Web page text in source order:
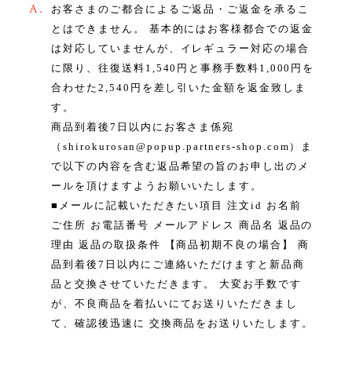
A.
お客さまのご都合によるご返品・ご返金を承るこ
とはできません。 基本的にはお客様都合での返金
は対応していませんが、イレギュラー対応の場合
に限り、往復送料1,540円と事務手数料1,000円を
合わせた2,540円を差し引いた金額を返金致しま
す。
商品到着後7日以内にお客さま係宛
（shirokurosan@popup.partners-shop.com ）ま
で以下の内容を含む返品希望の旨のお申し出のメ
ールを頂けますようお願いいたします。
■メールに記載いただきたい項目 注文id お名前
ご住所 お電話番号 メールアドレス 商品名 返品の
理由 返品の取扱条件 【商品初期不良の場合】 商
品到着後7日以内にご連絡いただけますと新品商
品と交換させていただきます。 大変お手数です
が、不良商品を着払いにてお送りいただきまし
て、確認後迅速に 交換商品をお送りいたします。